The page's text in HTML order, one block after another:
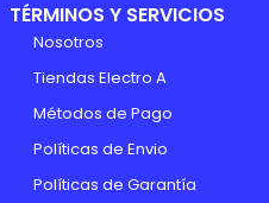
TÉRMINOS Y SERVICIOS
Nosotros
Tiendas Electro A
Métodos de Pago
Políticas de Envio
Políticas de Garantía